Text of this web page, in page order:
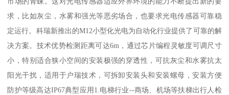
求，比如灰尘，水雾和强光等恶劣场合，也要求光电传感器可靠稳
定运行。科瑞新推出的M12小型化光电为自动化行业提供了可靠的解
决方案。技术优势检测距离可达6m，通过芯片编程灵敏度可调尺寸
小，特别适合狭小空间的安装极强的穿透性，可抗灰尘和水雾抗太
阳光干扰，适用于户瑞技术，可拆卸安装头和安装螺母，安装方便
防护等级高达IP67典型应用1.电梯行业--商场、机场等扶梯出行人检